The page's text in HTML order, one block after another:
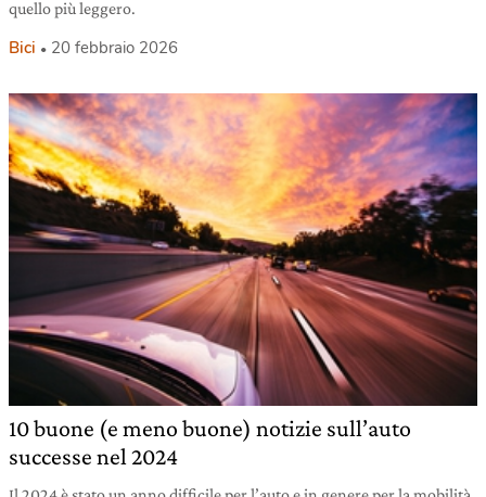
quello più leggero.
Bici 20 febbraio 2026
10 buone (e meno buone) notizie sull’auto
successe nel 2024